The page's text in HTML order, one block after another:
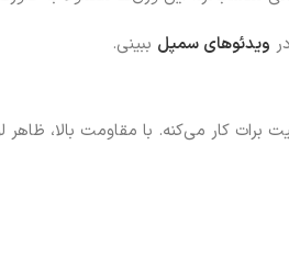
ویدئوهای سمپل ببینی.
کار می‌کنه. با مقاومت بالا،